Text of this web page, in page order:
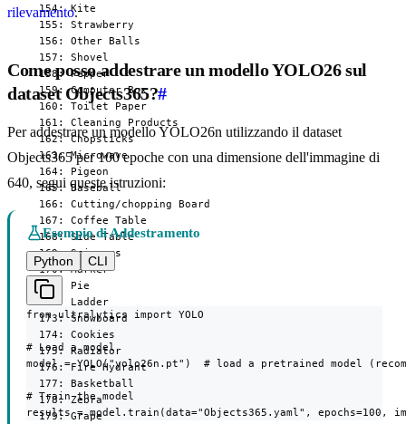
  154: Kite
  155: Strawberry
  156: Other Balls
  157: Shovel
  158: Pepper
  159: Computer Box
  160: Toilet Paper
  161: Cleaning Products
  162: Chopsticks
  163: Microwave
  164: Pigeon
  165: Baseball
  166: Cutting/chopping Board
  167: Coffee Table
  168: Side Table
  169: Scissors
  170: Marker
  171: Pie
  172: Ladder
  173: Snowboard
  174: Cookies
  175: Radiator
  176: Fire Hydrant
  177: Basketball
  178: Zebra
  179: Grape
rilevamento.
Come posso addestrare un modello YOLO26 sul
dataset Objects365?#
Per addestrare un modello YOLO26n utilizzando il dataset
Objects365 per 100 epoche con una dimensione dell'immagine di
640, segui queste istruzioni:
Esempio di Addestramento
Python
CLI
from ultralytics import YOLO
# Load a model
model = YOLO("yolo26n.pt")  # load a pretrained model
# Train the model
results = model.train(data="Objects365.yaml", epochs=100,